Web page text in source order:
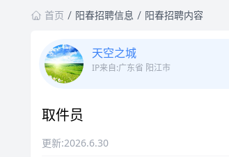
首页 阳春招聘信息 阳春招聘内容
天空之城
IP来自:广东省 阳江市
取件员
更新:2026.6.30